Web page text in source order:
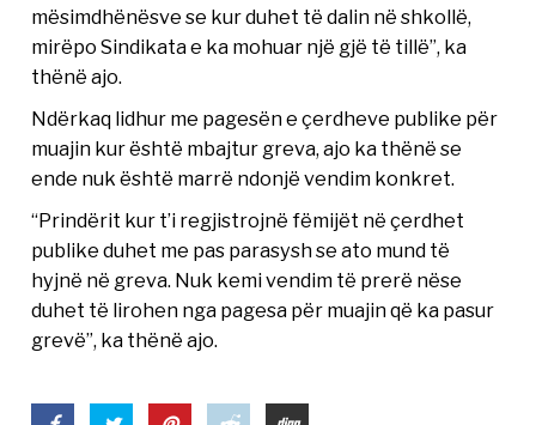
mësimdhënësve se kur duhet të dalin në shkollë,
mirëpo Sindikata e ka mohuar një gjë të tillë”, ka
thënë ajo.
Ndërkaq lidhur me pagesën e çerdheve publike për
muajin kur është mbajtur greva, ajo ka thënë se
ende nuk është marrë ndonjë vendim konkret.
“Prindërit kur t’i regjistrojnë fëmijët në çerdhet
publike duhet me pas parasysh se ato mund të
hyjnë në greva. Nuk kemi vendim të prerë nëse
duhet të lirohen nga pagesa për muajin që ka pasur
grevë”, ka thënë ajo.